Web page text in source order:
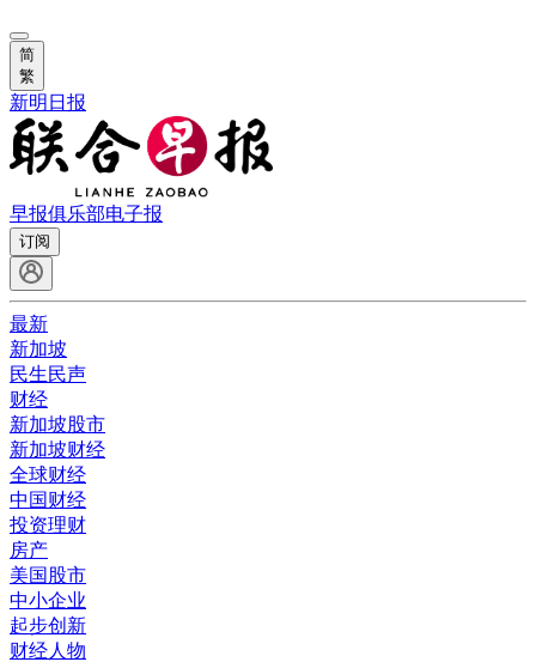
简
繁
新明日报
早报俱乐部电子报
订阅
最新
新加坡
民生民声
财经
新加坡股市
新加坡财经
全球财经
中国财经
投资理财
房产
美国股市
中小企业
起步创新
财经人物